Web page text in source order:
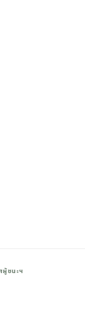
ผู้ชนะฯ